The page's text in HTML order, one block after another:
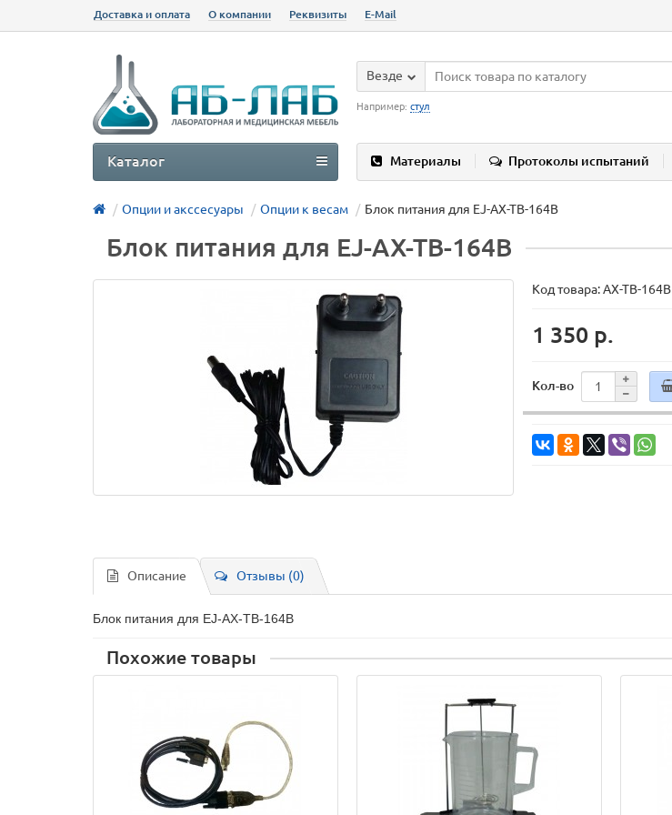
Доставка и оплата О компании Реквизиты E-Mail
Везде
Например: стул
Материалы Протоколы испытаний
Каталог
Опции и акссесуары Опции к весам Блок питания для EJ-AX-TB-164B
Блок питания для EJ-AX-TB-164B
Код товара:AX-TB-164B
1 350 р.
Кол-во
Описание Отзывы (0)
Блок питания для EJ-AX-TB-164B
Похожие товары